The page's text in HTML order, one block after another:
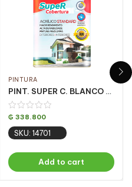
PINTURA
PINT. SUPER C. BLANCO FOSCO 18LT
₲ 338.800
SKU: 14701
Add to cart